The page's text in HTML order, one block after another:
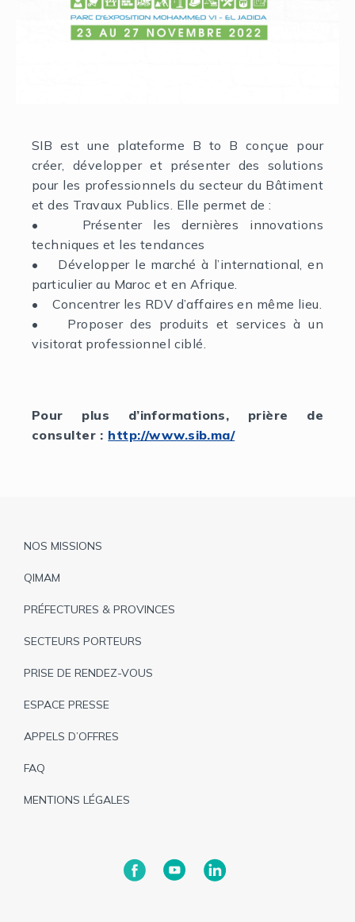
SIB est une plateforme B to B conçue pour
créer, développer et présenter des solutions
pour les professionnels du secteur du Bâtiment
et des Travaux Publics. Elle permet de :
• Présenter les dernières innovations
techniques et les tendances
• Développer le marché à l’international, en
particulier au Maroc et en Afrique.
• Concentrer les RDV d’affaires en même lieu.
• Proposer des produits et services à un
visitorat professionnel ciblé.
Pour plus d’informations, prière de
consulter : http://www.sib.ma/
Pied
de
NOS MISSIONS
QIMAM
PRÉFECTURES & PROVINCES
SECTEURS PORTEURS
PRISE DE RENDEZ-VOUS
ESPACE PRESSE
APPELS D’OFFRES
FAQ
MENTIONS LÉGALES